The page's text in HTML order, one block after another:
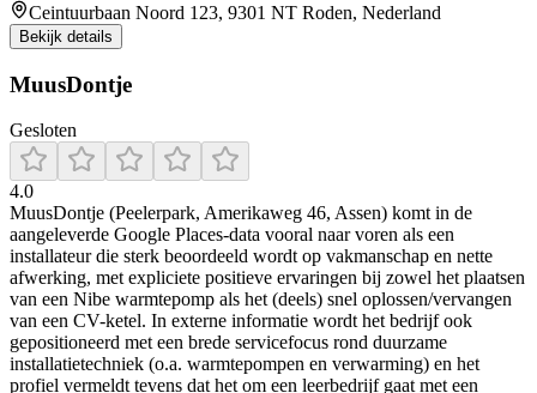
Ceintuurbaan Noord 123, 9301 NT Roden, Nederland
Bekijk details
MuusDontje
Gesloten
4.0
MuusDontje (Peelerpark, Amerikaweg 46, Assen) komt in de
aangeleverde Google Places-data vooral naar voren als een
installateur die sterk beoordeeld wordt op vakmanschap en nette
afwerking, met expliciete positieve ervaringen bij zowel het plaatsen
van een Nibe warmtepomp als het (deels) snel oplossen/vervangen
van een CV-ketel. In externe informatie wordt het bedrijf ook
gepositioneerd met een brede servicefocus rond duurzame
installatietechniek (o.a. warmtepompen en verwarming) en het
profiel vermeldt tevens dat het om een leerbedrijf gaat met een